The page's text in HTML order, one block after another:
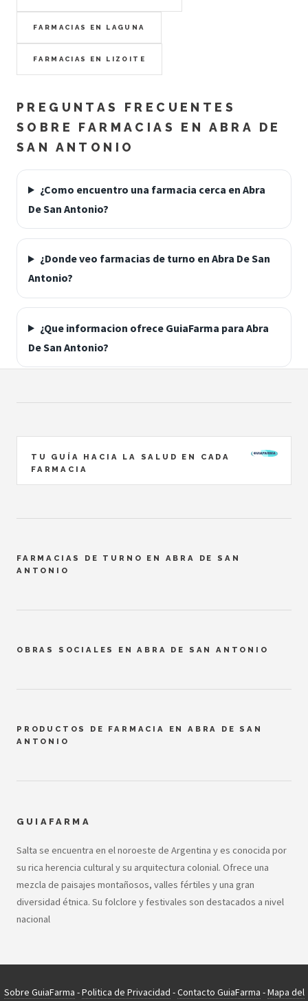
FARMACIAS EN LAGUNA
FARMACIAS EN LIZOITE
PREGUNTAS FRECUENTES
SOBRE FARMACIAS EN ABRA DE
SAN ANTONIO
¿Como encuentro una farmacia cerca en Abra
De San Antonio?
¿Donde veo farmacias de turno en Abra De San
Antonio?
¿Que informacion ofrece GuiaFarma para Abra
De San Antonio?
TU GUÍA HACIA LA SALUD EN CADA
FARMACIA
FARMACIAS DE TURNO EN ABRA DE SAN
ANTONIO
OBRAS SOCIALES EN ABRA DE SAN ANTONIO
PRODUCTOS DE FARMACIA EN ABRA DE SAN
ANTONIO
GUIAFARMA
Salta se encuentra en el noroeste de Argentina y es conocida por
su rica herencia cultural y su arquitectura colonial. Ofrece una
mezcla de paisajes montañosos, valles fértiles y una gran
diversidad étnica. Su folclore y festivales son destacados a nivel
nacional
Sobre GuiaFarma -Politica de Privacidad -Contacto GuiaFarma -Mapa del